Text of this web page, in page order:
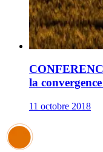
la
11 octobre 2018